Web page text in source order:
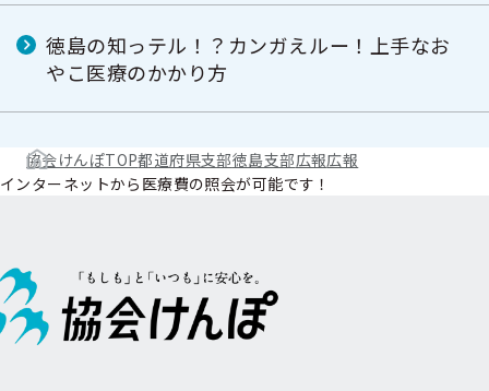
徳島の知っテル！？カンガえルー！上手なお
やこ医療のかかり方
協会けんぽTOP都道府県支部徳島支部広報広報
インターネットから医療費の照会が可能です！